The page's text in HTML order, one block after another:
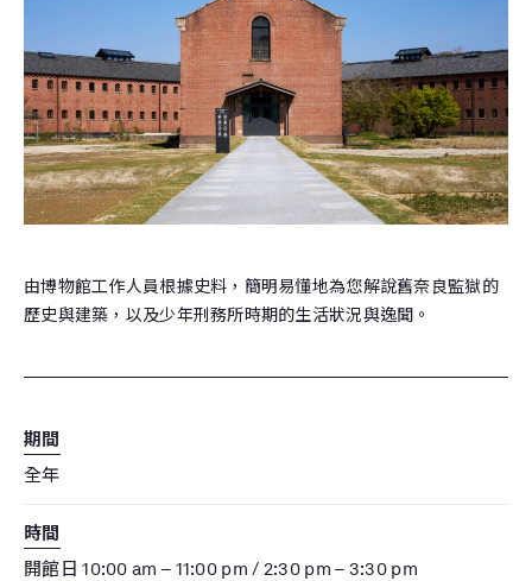
由博物館工作人員根據史料，簡明易懂地為您解說舊奈良監獄的
歷史與建築，以及少年刑務所時期的生活狀況與逸聞。
期間
全年
時間
開館日 10:00 am – 11:00 pm / 2:30 pm – 3:30 pm